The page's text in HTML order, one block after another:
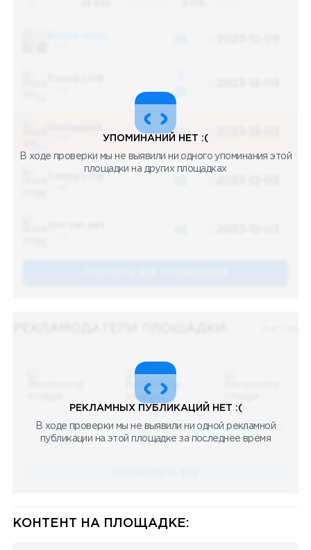
48
48
УПОМИНАНИЙ НЕТ :(
В ходе проверки мы не выявили ни одного упоминания этой
площадки на других площадках
08.05.2023
Научный
08.05.2023
Научный
08.05.2023
Научный
РЕКЛАМНЫХ ПУБЛИКАЦИЙ НЕТ :(
В ходе проверки мы не выявили ни одной рекламной
публикации на этой площадке за последнее время
КОНТЕНТ НА ПЛОЩАДКЕ: